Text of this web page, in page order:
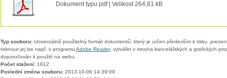
Dokument typu pdf | Velikost 264,81 kB
Typ souboru:Univerzálně použitelný formát dokumentů, který je určen především k tisku,
tisknout jej lze např. v programu Adobe Reader, vytvářet v mnoha kancelářských a grafických
doporučován k použití na webu.
Počet stažení:1812
Poslední změna souboru:2013-10-06 14:39:09